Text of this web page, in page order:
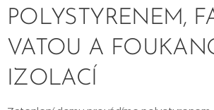
POLYSTYRENEM,
VATOU A
IZOLACÍ